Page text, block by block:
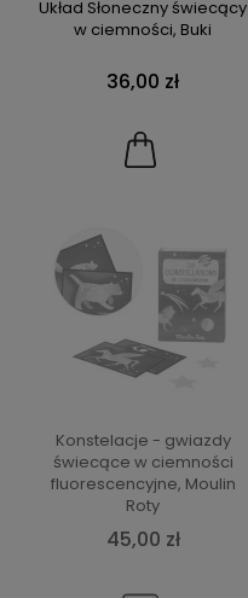
Układ Słoneczny świecący
w ciemności, Buki
36,00 zł
Konstelacje - gwiazdy
świecące w ciemności
fluorescencyjne, Moulin
Roty
45,00 zł